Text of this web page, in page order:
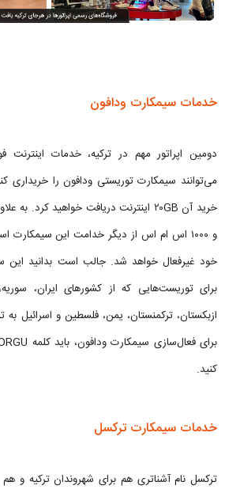
خدمات سیمکارت ودافون
دومین اپراتور مهم در ترکیه، خدمات اینترنت
خود غیرفعال خواهد شد. جالب است بدانید
برای توریست‌هایی که از کشورهای ایران،
ازبکستان، ترکمنستان، یمن، فلسطین و اسرائیل
کنید.
خدمات سیمکارت ترکسل
ترکسل نام آشناتری هم برای شهروندان ترکیه و